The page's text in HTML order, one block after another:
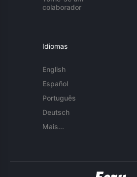
colaborador
Idiomas
English
Español
Português
Deutsch
Mais...